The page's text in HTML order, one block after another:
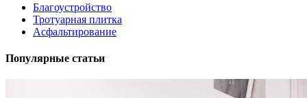
Благоустройство
Тротуарная плитка
Асфальтирование
Популярные статьи